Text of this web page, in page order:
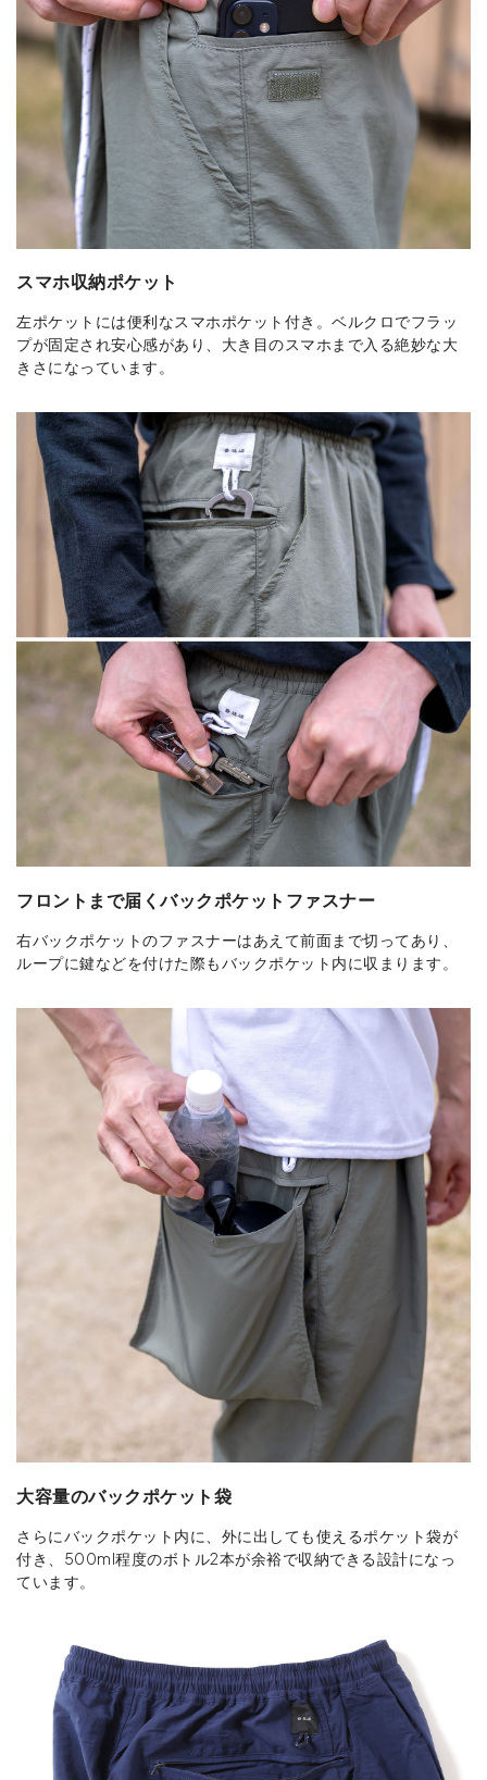
スマホ収納ポケット
左ポケットには便利なスマホポケット付き。ベルクロでフラッ
プが固定され安心感があり、大き目のスマホまで入る絶妙な大
きさになっています。
フロントまで届くバックポケットファスナー
右バックポケットのファスナーはあえて前面まで切ってあり、
ループに鍵などを付けた際もバックポケット内に収まります。
大容量のバックポケット袋
さらにバックポケット内に、外に出しても使えるポケット袋が
付き、500ml程度のボトル2本が余裕で収納できる設計になっ
ています。